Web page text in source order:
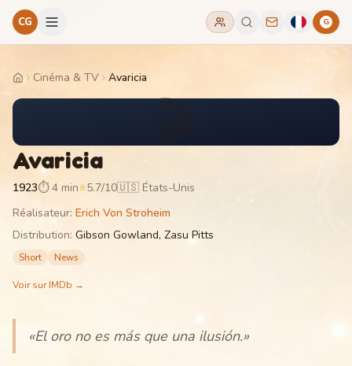
CG G
HomeCinéma & TV Avaricia
Avaricia
1923⏱4 min⭐5.7/10🇺🇸 États-Unis
Réalisateur: Erich Von Stroheim
Distribution: Gibson Gowland, Zasu Pitts
Short News
Voir sur IMDb →
«El oro no es más que una ilusión.»